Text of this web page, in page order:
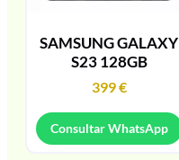
SAMSUNG GALAXY
S23 128GB
399€
Consultar WhatsApp